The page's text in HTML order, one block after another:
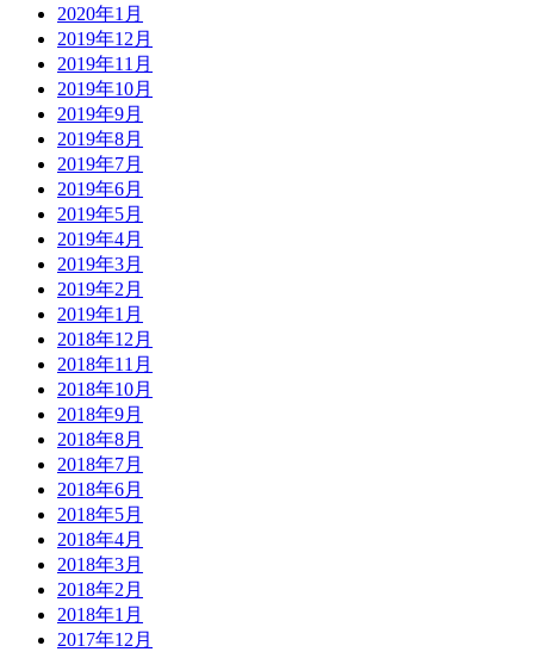
2020年1月
2019年12月
2019年11月
2019年10月
2019年9月
2019年8月
2019年7月
2019年6月
2019年5月
2019年4月
2019年3月
2019年2月
2019年1月
2018年12月
2018年11月
2018年10月
2018年9月
2018年8月
2018年7月
2018年6月
2018年5月
2018年4月
2018年3月
2018年2月
2018年1月
2017年12月